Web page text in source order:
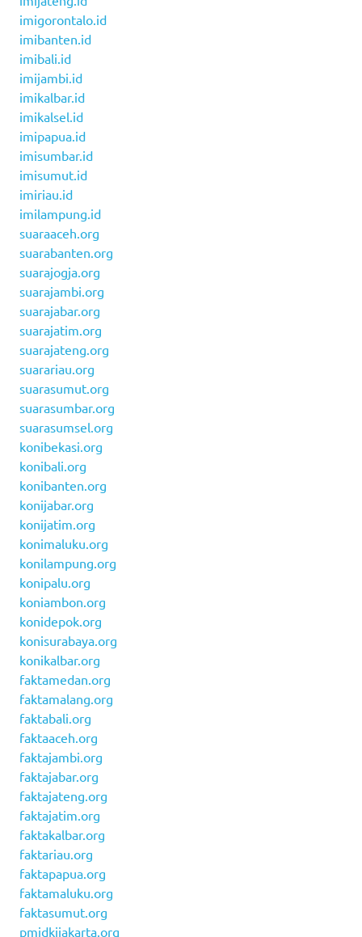
imigorontalo.id
imibanten.id
imibali.id
imijambi.id
imikalbar.id
imikalsel.id
imipapua.id
imisumbar.id
imisumut.id
imiriau.id
imilampung.id
suaraaceh.org
suarabanten.org
suarajogja.org
suarajambi.org
suarajabar.org
suarajatim.org
suarajateng.org
suarariau.org
suarasumut.org
suarasumbar.org
suarasumsel.org
konibekasi.org
konibali.org
konibanten.org
konijabar.org
konijatim.org
konimaluku.org
konilampung.org
konipalu.org
koniambon.org
konidepok.org
konisurabaya.org
konikalbar.org
faktamedan.org
faktamalang.org
faktabali.org
faktaaceh.org
faktajambi.org
faktajabar.org
faktajateng.org
faktajatim.org
faktakalbar.org
faktariau.org
faktapapua.org
faktamaluku.org
faktasumut.org
pmidkijakarta.org